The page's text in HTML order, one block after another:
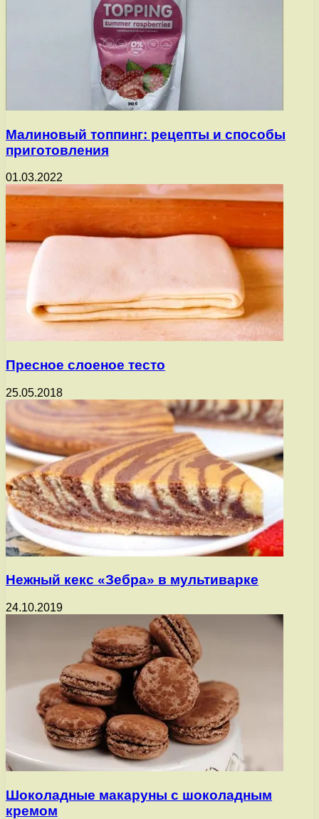
Малиновый топпинг: рецепты и способы
приготовления
01.03.2022
Пресное слоеное тесто
25.05.2018
Нежный кекс «Зебра» в мультиварке
24.10.2019
Шоколадные макаруны с шоколадным
кремом